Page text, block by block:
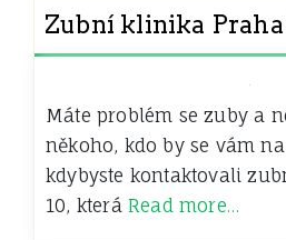
Zubní klinika Praha
Máte problém se zuby a
někoho, kdo by se vám
kdybyste kontaktovali
10, která Read more…